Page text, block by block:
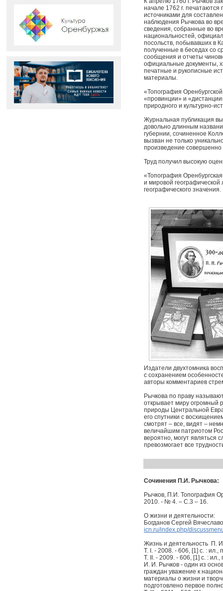
начале 1762 г.
источниками для
наблюдения Рычкова во
сведения, собранные во
национальностей,
по­сольств, побывавших в
полученные в беседах со
сообщения и отчеты
официальные документы,
печатные и руко­писные
материалы.
«Топография
«провинции» и
природного и культурно-
Журнальная публикация
довольно длинным
губернии, сочиненное
вызван не только
произведение совершенно
Труд получил высокую
«Топография
и мировой
географического значения.
Издатели двухтомника
с сохранением
авторы комментариев
Рычкова по праву
открывает миру огромный
природы Центральной
его спутники с
смотрят – все, видят –
величайшим патриотом
вероятно, могут являться
превозмогает все
Сочинения П.И. Рычкова:
Рычков, П.И. Топография
2010. - № 4. – С.3 – 16.
О жизни и деятельности:
Богданов Сергей
icn.ru/index.php/
Жизнь и деятельность П. И.
Т. I. - 2008. - 606, [1] с. : ил.,
Т. II. - 2009. - 606, [1] с. : ил.,
И. И. Рычков - один из
граждан уважение к
материалы о жизни и
подготовлено первое